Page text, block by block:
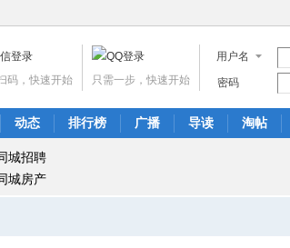
用户名
密码
只需一步，快速开始
码，快速开始
动态 排行榜 广播 导读 淘帖
城招聘
城房产